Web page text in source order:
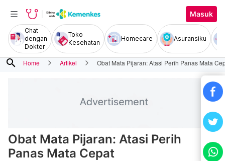
Masuk
Chat
dengan
Dokter
Toko
Kesehatan
Homecare Asuransiku
search Home Artikel Obat Mata Pijaran: Atasi Perih Panas Mata
Obat Mata Pijaran: Atasi Perih
Panas Mata Cepat